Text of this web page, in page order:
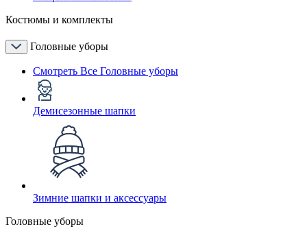
Костюмы и комплекты
Головные уборы
Смотреть Все Головные уборы
Демисезонные шапки
Зимние шапки и аксессуары
Головные уборы